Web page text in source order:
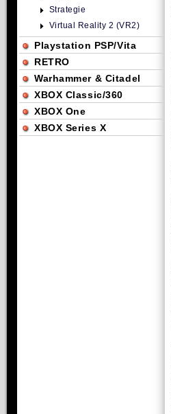
Strategie
Virtual Reality 2 (VR2)
Playstation PSP/Vita
RETRO
Warhammer & Citadel
XBOX Classic/360
XBOX One
XBOX Series X